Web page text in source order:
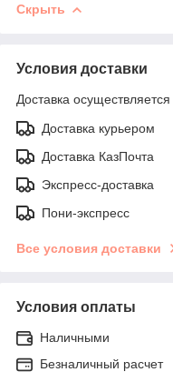
Скрыть
Условия доставки
Доставка
Доставка курьером
Доставка КазПочта
Экспресс-доставка
Пони-экспресс
Все условия доставки
Условия оплаты
Наличными
Безналичный расчет